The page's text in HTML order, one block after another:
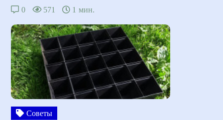
0 571 1 мин.
Советы